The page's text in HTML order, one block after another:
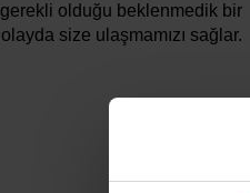
gerekli olduğu beklenmedik bir
olayda size ulaşmamızı sağlar.